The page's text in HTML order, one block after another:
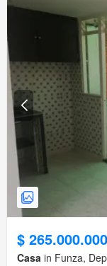
$ 265.000.000
Casa in Funza,